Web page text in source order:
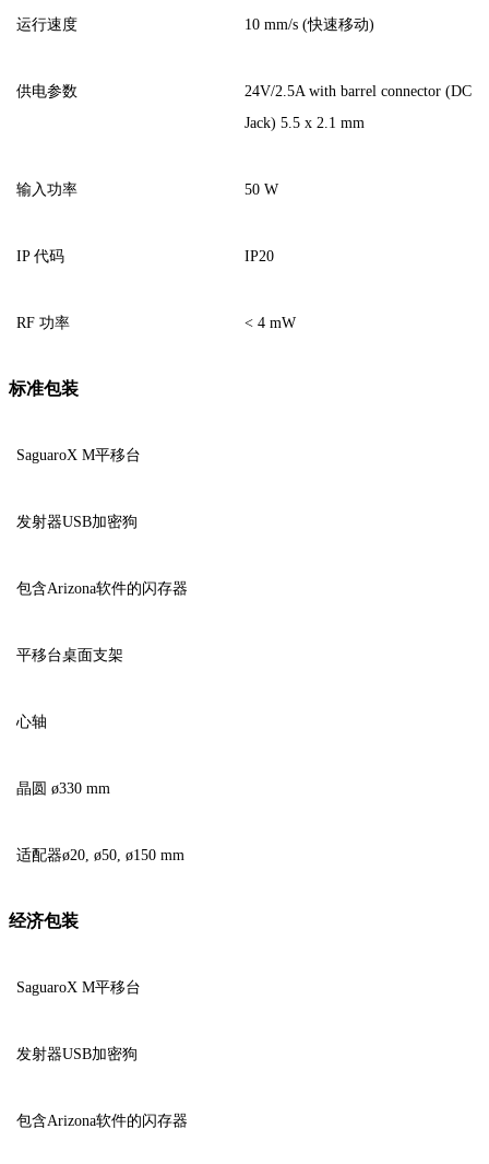
运行速度 10 mm/s (快速移动)
供电参数
24V/2.5A with barrel connector (DC
Jack) 5.5 x 2.1 mm
输入功率 50 W
IP 代码 IP20
RF 功率 < 4 mW
标准包装
SaguaroX M平移台
发射器USB加密狗
包含Arizona软件的闪存器
平移台桌面支架
心轴
晶圆 ø330 mm
适配器ø20, ø50, ø150 mm
经济包装
SaguaroX M平移台
发射器USB加密狗
包含Arizona软件的闪存器